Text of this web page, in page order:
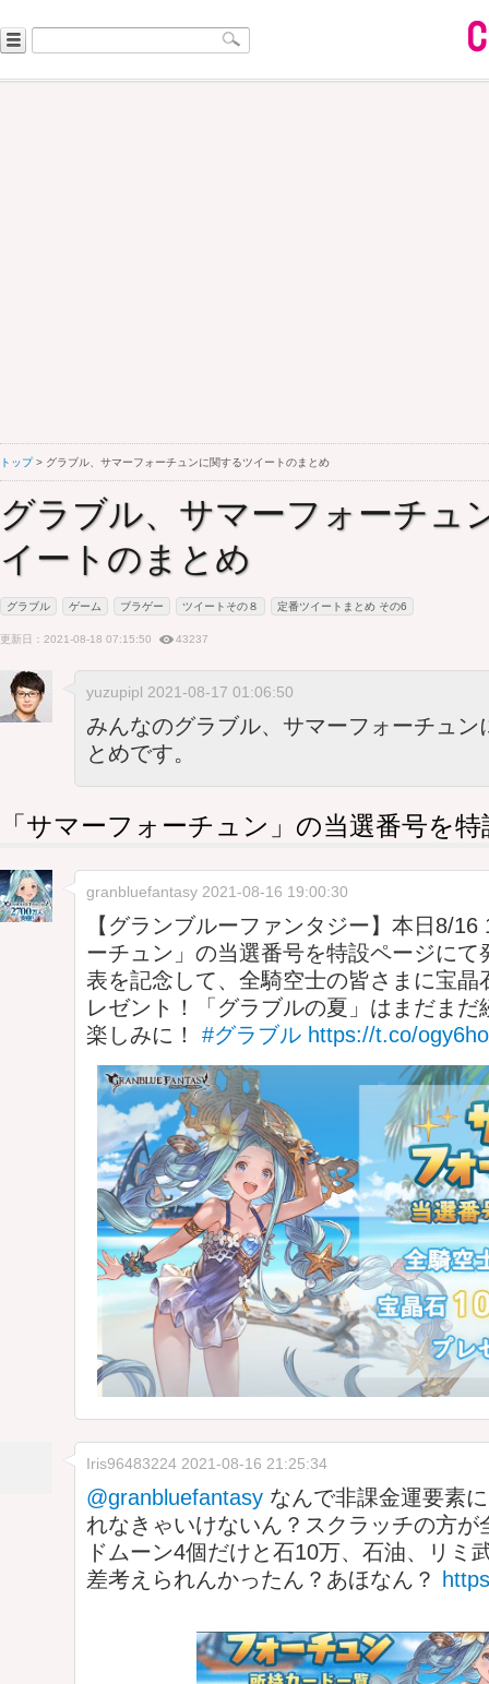
トップ> グラブル、サマーフォーチュンに関するツイートのまとめ
グラブル、サマーフォーチュ
イートのまとめ
グラブル ゲーム ブラゲー ツイートその８ 定番ツイートまとめ その6
更新日：2021-08-18 07:15:50 43237
yuzupipl 2021-08-17 01:06:50
みんなのグラブル、サマーフォーチュン
とめです。
「サマーフォーチュン」の当選番号を
granbluefantasy 2021-08-16 19:00:30
【グランブルーファンタジー】本日8/
ーチュン」の当選番号を特設ページにて
表を記念して、全騎空士の皆さまに宝晶
レゼント！「グラブルの夏」はまだま
楽しみに！ #グラブル https://t.co/
Iris96483224 2021-08-16 21:25:34
@granbluefantasy なんで非課金運要素
れなきゃいけないん？スクラッチの方が
ドムーン4個だけと石10万、石油、リミ
差考えられんかったん？あほなん？